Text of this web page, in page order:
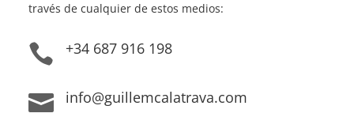
través de cualquier de estos medios:
 +34 687 916 198
 info@guillemcalatrava.com